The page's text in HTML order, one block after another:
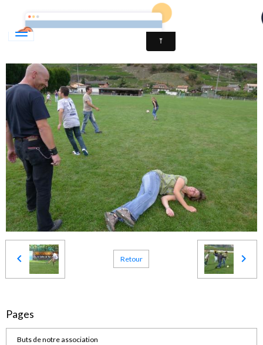
Association des Parents d'Enfants Déficients Auditifs du
Retour
Pages
Buts de notre association